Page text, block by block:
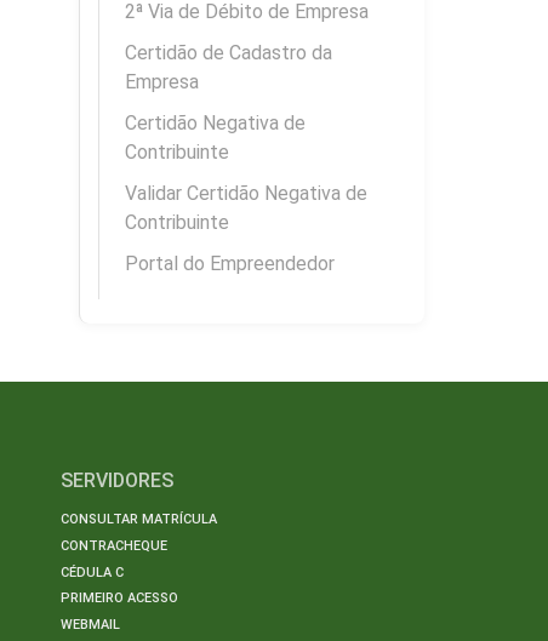
2ª Via de Débito de Empresa
Certidão de Cadastro da
Empresa
Certidão Negativa de
Contribuinte
Validar Certidão Negativa de
Contribuinte
Portal do Empreendedor
SERVIDORES
CONSULTAR MATRÍCULA
CONTRACHEQUE
CÉDULA C
PRIMEIRO ACESSO
WEBMAIL